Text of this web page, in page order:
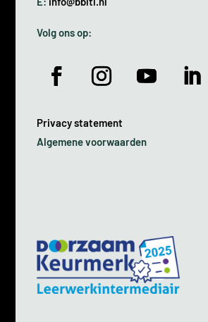
Volg ons op:
Privacy statement
Algemene voorwaarden